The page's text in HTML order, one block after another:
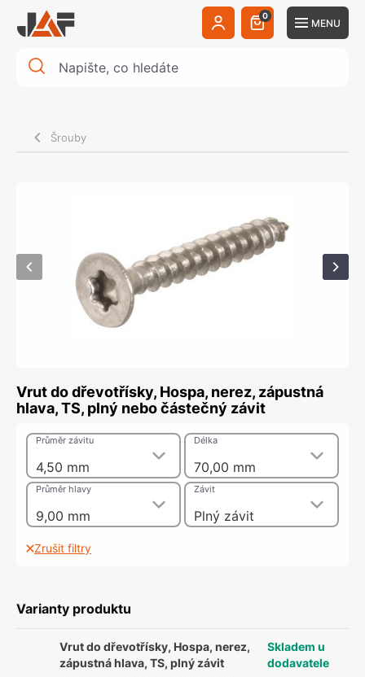
0
MENU
Šrouby
Vrut do dřevotřísky, Hospa, nerez, zápustná
hlava, TS, plný nebo částečný závit
4,50 mm
Průměr závitu
70,00 mm
Délka
9,00 mm
Průměr hlavy
Plný závit
Závit
Zrušit filtry
Varianty produktu
Vrut do dřevotřísky, Hospa, nerez,
zápustná hlava, TS, plný závit
Skladem u
dodavatele